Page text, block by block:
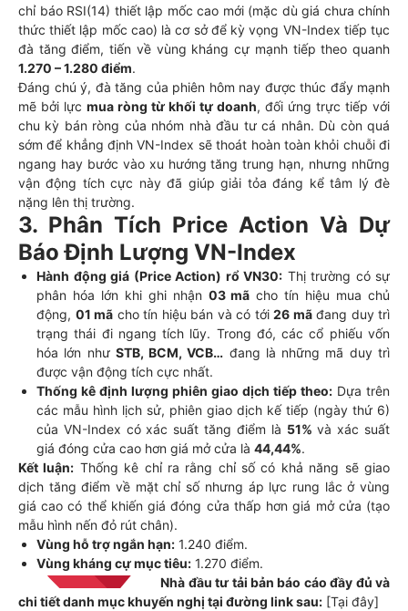
chỉ báo RSI(14) thiết lập mốc cao mới (mặc dù giá chưa chính
thức thiết lập mốc cao) là cơ sở để kỳ vọng VN-Index tiếp tục
đà tăng điểm, tiến về vùng kháng cự mạnh tiếp theo quanh
1.270 – 1.280 điểm.
Đáng chú ý, đà tăng của phiên hôm nay được thúc đẩy mạnh
mẽ bởi lực mua ròng từ khối tự doanh, đối ứng trực tiếp với
chu kỳ bán ròng của nhóm nhà đầu tư cá nhân. Dù còn quá
sớm để khẳng định VN-Index sẽ thoát hoàn toàn khỏi chuỗi đi
ngang hay bước vào xu hướng tăng trung hạn, nhưng những
vận động tích cực này đã giúp giải tỏa đáng kể tâm lý đè
nặng lên thị trường.
3. Phân Tích Price Action Và Dự
Báo Định Lượng VN-Index
Hành động giá (Price Action) rổ VN30: Thị trường có sự
phân hóa lớn khi ghi nhận 03 mã cho tín hiệu mua chủ
động, 01 mã cho tín hiệu bán và có tới 26 mãđang duy trì
trạng thái đi ngang tích lũy. Trong đó, các cổ phiếu vốn
hóa lớn như STB, BCM, VCB… đang là những mã duy trì
được vận động tích cực nhất.
Thống kê định lượng phiên giao dịch tiếp theo: Dựa trên
các mẫu hình lịch sử, phiên giao dịch kế tiếp (ngày thứ 6)
của VN-Index có xác suất tăng điểm là 51% và xác suất
giá đóng cửa cao hơn giá mở cửa là 44,44%.
Kết luận: Thống kê chỉ ra rằng chỉ số có khả năng sẽ giao
dịch tăng điểm về mặt chỉ số nhưng áp lực rung lắc ở vùng
giá cao có thể khiến giá đóng cửa thấp hơn giá mở cửa (tạo
mẫu hình nến đỏ rút chân).
Vùng hỗ trợ ngắn hạn: 1.240 điểm.
Vùng kháng cự mục tiêu: 1.270 điểm.
Nhà đầu tư tải bản báo cáo đầy đủ và
chi tiết danh mục khuyến nghị tại đường link sau: [Tại đây]